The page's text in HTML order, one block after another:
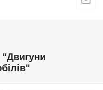
"Двигуни